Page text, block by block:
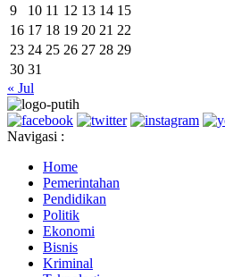
9
10 11 12 13 14 15
16 17 18 19 20 21 22
23 24 25 26 27 28 29
30 31
« Jul
Navigasi :
Home
Pemerintahan
Pendidikan
Politik
Ekonomi
Bisnis
Kriminal